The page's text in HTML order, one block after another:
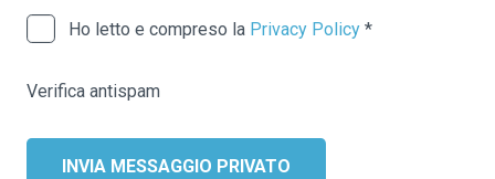
Ho letto e compreso la Privacy Policy *
Verifica antispam
INVIA MESSAGGIO PRIVATO